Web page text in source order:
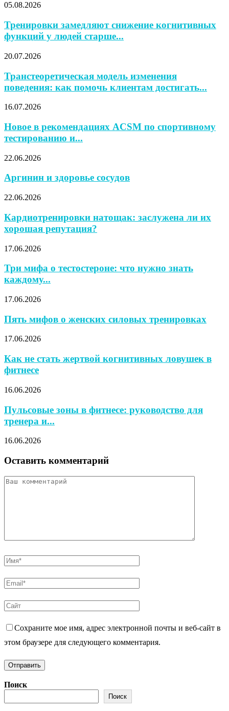
05.08.2026
Тренировки замедляют снижение когнитивных
функций у людей старше...
20.07.2026
Транстеоретическая модель изменения
поведения: как помочь клиентам достигать...
16.07.2026
Новое в рекомендациях ACSM по спортивному
тестированию и...
22.06.2026
Аргинин и здоровье сосудов
22.06.2026
Кардиотренировки натощак: заслужена ли их
хорошая репутация?
17.06.2026
Три мифа о тестостероне: что нужно знать
каждому...
17.06.2026
Пять мифов о женских силовых тренировках
17.06.2026
Как не стать жертвой когнитивных ловушек в
фитнесе
16.06.2026
Пульсовые зоны в фитнесе: руководство для
тренера и...
16.06.2026
Оставить комментарий
Сохраните мое имя, адрес электронной почты и веб-сайт в
этом браузере для следующего комментария.
Поиск
Поиск